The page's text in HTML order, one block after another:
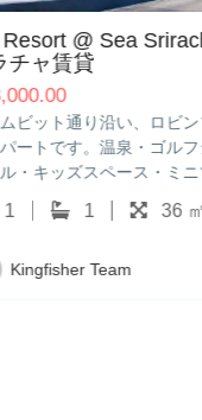
〜45㎡｜
海沿いサービ
ィットネス・
実。日本人ス